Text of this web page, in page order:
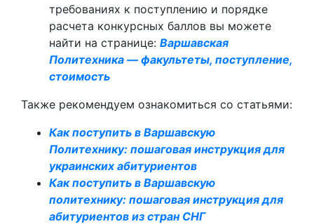
требованиях к поступлению и порядке
расчета конкурсных баллов вы можете
найти на странице: Варшавская
Политехника — факультеты, поступление,
стоимость
Также рекомендуем ознакомиться со статьями:
Как поступить в Варшавскую
Политехнику: пошаговая инструкция для
украинских абитуриентов
Как поступить в Варшавскую
политехнику: пошаговая инструкция для
абитуриентов из стран СНГ